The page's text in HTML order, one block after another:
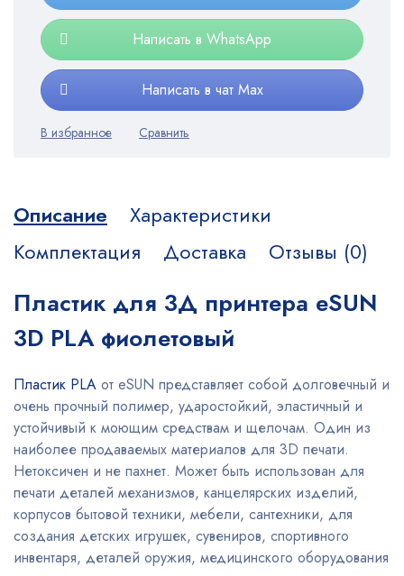
Написать в WhatsApp
Написать в чат Max
Описание
Характеристики
Комплектация
Доставка Отзывы (0)
Пластик для 3Д принтера eSUN
3D PLA фиолетовый
Пластик PLA от eSUN представляет собой долговечный и
очень прочный полимер, ударостойкий, эластичный и
устойчивый к моющим средствам и щелочам. Один из
наиболее продаваемых материалов для 3D печати.
Нетоксичен и не пахнет. Может быть использован для
печати деталей механизмов, канцелярских изделий,
корпусов бытовой техники, мебели, сантехники, для
создания детских игрушек, сувениров, спортивного
инвентаря, деталей оружия, медицинского оборудования